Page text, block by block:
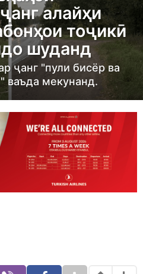
алайҳи
тоҷикӣ
шуданд
ҷанг "пули бисёр ва
ваъда мекунанд.